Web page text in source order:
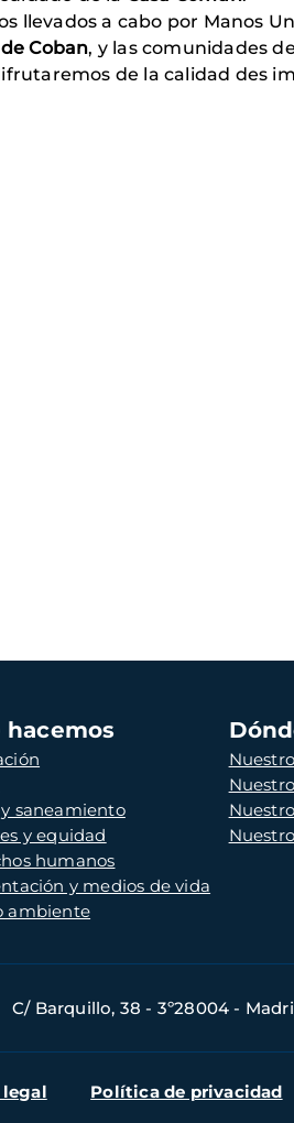
llevados a cabo por Manos
Coban, y las comunidades
de la calidad des
hacemos
saneamiento
y equidad
humanos
y medios de vida
ambiente
C/ Barquillo, 38 - 3º28004 -
legal Política de privacidad